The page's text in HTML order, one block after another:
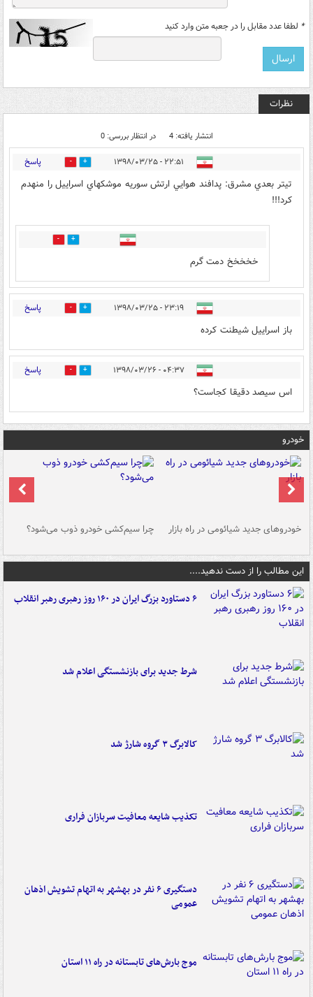
* لطفا عدد مقابل را در جعبه متن وارد کنید
نظرات
انتشار یافته: 4 در انتظار بررسی: 0
۲۲:۵۱ - ۱۳۹۸/۰۳/۲۵ 22 پاسخ
تيتر بعدي مشرق: پدافند هوايي ارتش سوريه موشكهاي اسراييل را منهدم
كرد!!!
1
خخخخخ دمت گرم
۲۳:۱۹ - ۱۳۹۸/۰۳/۲۵ 9 پاسخ
باز اسراییل شیطنت کرده
۰۴:۳۷ - ۱۳۹۸/۰۳/۲۶ 3 پاسخ
اس سیصد دقیقا کجاست؟
خودرو
خودروهای جدید شیائومی در راه بازار چرا سیم‌کشی خودرو ذوب می‌شود؟
این مطالب را از دست ندهید....
۶ دستاورد بزرگ ایران در ۱۶۰ روز رهبری رهبر انقلاب
شرط جدید برای بازنشستگی اعلام شد
کالابرگ ۳ گروه شارژ شد
تکذیب شایعه معافیت سربازان فراری
دستگیری ۶ نفر در بهشهر به اتهام تشویش اذهان
عمومی
موج بارش‌های تابستانه در راه ۱۱ استان